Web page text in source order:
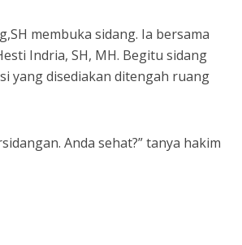
membuka sidang. Ia bersama
Indria, SH, MH. Begitu sidang
yang disediakan ditengah ruang
Anda sehat?” tanya hakim